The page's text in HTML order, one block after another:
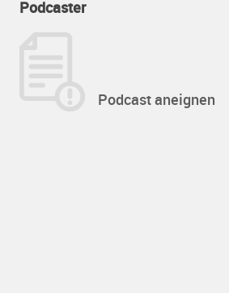
Podcaster
Podcast aneignen